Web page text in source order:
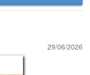
29/06/2026